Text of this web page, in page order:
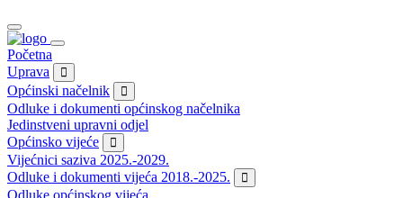
Početna
Uprava
Općinski načelnik
Odluke i dokumenti općinskog načelnika
Jedinstveni upravni odjel
Općinsko vijeće
Vijećnici saziva 2025.-2029.
Odluke i dokumenti vijeća 2018.-2025.
Odluke općinskog vijeća